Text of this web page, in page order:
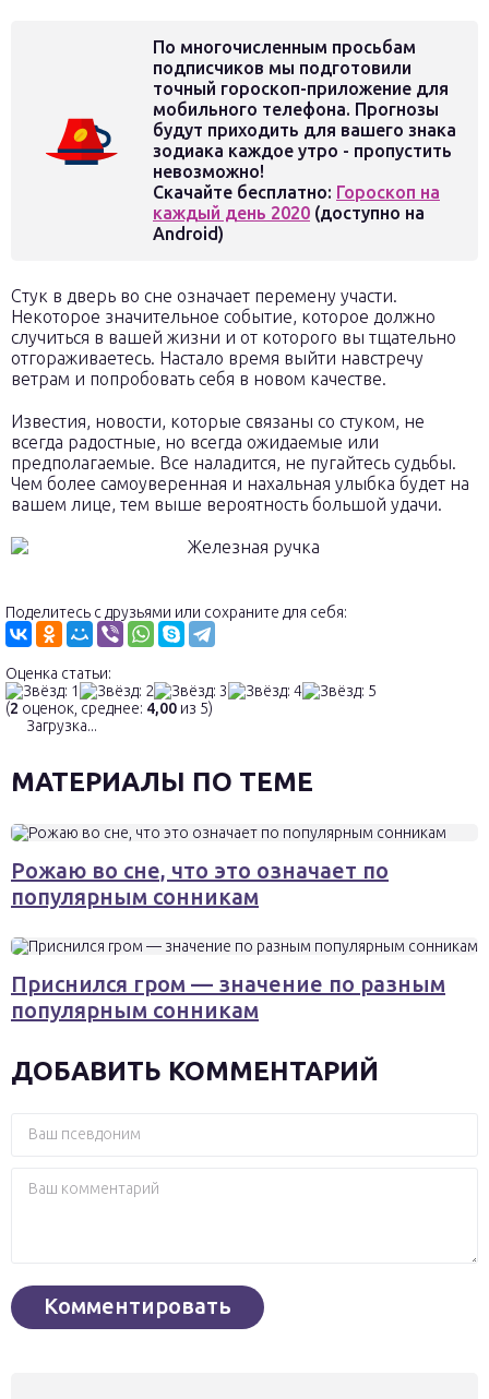
По многочисленным просьбам
подписчиков мы подготовили
точный гороскоп-приложение для
мобильного телефона. Прогнозы
будут приходить для вашего знака
зодиака каждое утро - пропустить
невозможно!
Скачайте бесплатно: Гороскоп на
каждый день 2020 (доступно на
Android)
Стук в дверь во сне означает перемену участи.
Некоторое значительное событие, которое должно
случиться в вашей жизни и от которого вы тщательно
отгораживаетесь. Настало время выйти навстречу
ветрам и попробовать себя в новом качестве.
Известия, новости, которые связаны со стуком, не
всегда радостные, но всегда ожидаемые или
предполагаемые. Все наладится, не пугайтесь судьбы.
Чем более самоуверенная и нахальная улыбка будет на
вашем лице, тем выше вероятность большой удачи.
Поделитесь с друзьями или сохраните для себя:
Оценка статьи:
(2 оценок, среднее: 4,00 из 5)
Загрузка...
МАТЕРИАЛЫ ПО ТЕМЕ
Рожаю во сне, что это означает по
популярным сонникам
Приснился гром — значение по разным
популярным сонникам
ДОБАВИТЬ КОММЕНТАРИЙ